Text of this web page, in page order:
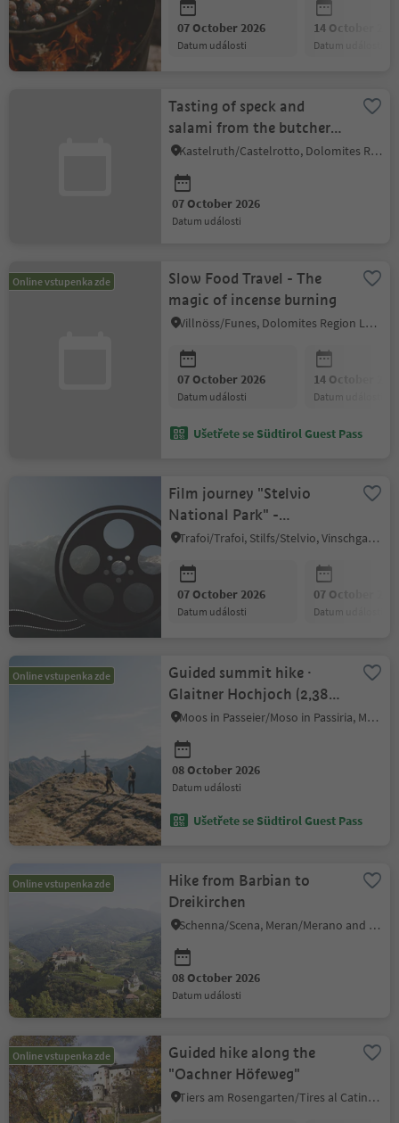
07 October 2026
datum události
14 October
datum události
Tasting of speck and
salami from the butchery
Stefan
Kastelruth/Castelrotto, Dolomites Region Seiser Alm
07 October 2026
datum události
Online vstupenka zde
Slow Food Travel - The
magic of incense burning
Villnöss/Funes, Dolomites Region Lüsen Villnöss
07 October 2026
datum události
14 October
datum události
Ušetřete se Südtirol Guest Pass
Film journey "Stelvio
National Park" -
Documentary evening
Trafoi/Trafoi, Stilfs/Stelvio, Vinschgau/Val Venosta
07 October 2026
datum události
07 October
datum události
Online vstupenka zde
Guided summit hike ·
Glaitner Hochjoch (2,389
m)
Moos in Passeier/Moso in Passiria, Meran/Merano and environs
08 October 2026
datum události
Ušetřete se Südtirol Guest Pass
Online vstupenka zde
Hike from Barbian to
Dreikirchen
Schenna/Scena, Meran/Merano and environs
08 October 2026
datum události
Online vstupenka zde
Guided hike along the
"Oachner Höfeweg"
Tiers am Rosengarten/Tires al Catinaccio, Dolomites Region Seiser Alm